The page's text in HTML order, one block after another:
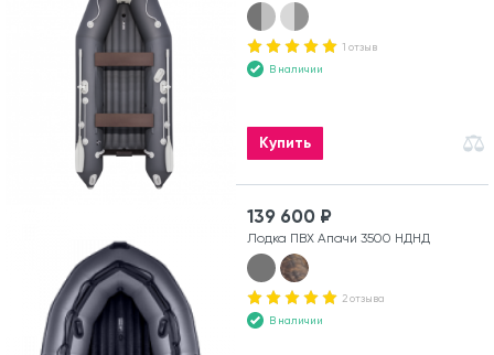
1 отзыв
В наличии
Купить
139 600 ₽
Лодка ПВХ Апачи 3500 НДНД
2 отзыва
В наличии